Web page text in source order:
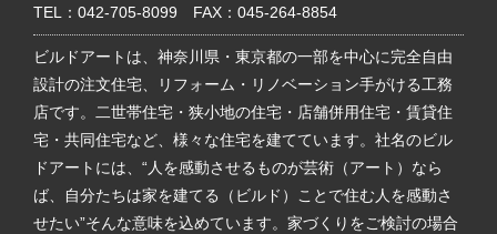
TEL： 042-705-8099 FAX：045-264-8854
ビルドアートは、神奈川県・東京都の一部を中心に完全自由
設計の注文住宅、リフォーム・リノベーション手がける工務
店です。二世帯住宅・狭小地の住宅・店舗併用住宅・賃貸住
宅・共同住宅など、様々な住宅を建てています。社名のビル
ドアートには、“人を感動させるものが芸術（アート）なら
ば、自分たちは家を建てる（ビルド）ことで住む人を感動さ
せたい”そんな意味を込めています。家づくりをご検討の場合